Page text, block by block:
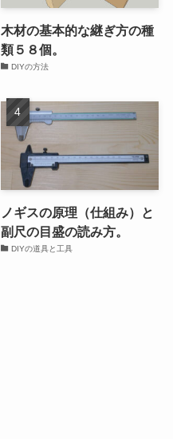
木材の基本的な継ぎ方の種
類５８個。
DIYの方法
ノギスの原理（仕組み）と
副尺の目盛の読み方。
DIYの道具と工具